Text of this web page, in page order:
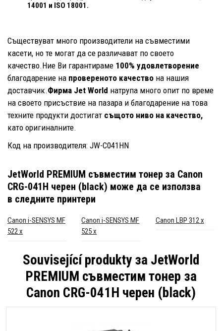
14001 и ISO 18001.
Съществуват много производители на съвместими
касети, но те могат да се различават по своето
качество.Ние Ви гарантираме 100% удовлетворение
благодарение на провереното качество на нашия
доставчик.Фирма Jet World натрупа много опит по време
на своето присъствие на пазара и благодарение на това
техните продукти достигат същото ниво на качество,
като оригиналните.
Код на производителя: JW-C041HN
JetWorld PREMIUM съвместим тонер за Canon
CRG-041H черен (black) може да се използва
в следните принтери
Canon i-SENSYS MF
522 x
Canon i-SENSYS MF
525 x
Canon LBP 312 x
Související produkty за JetWorld
PREMIUM съвместим тонер за
Canon CRG-041H черен (black)